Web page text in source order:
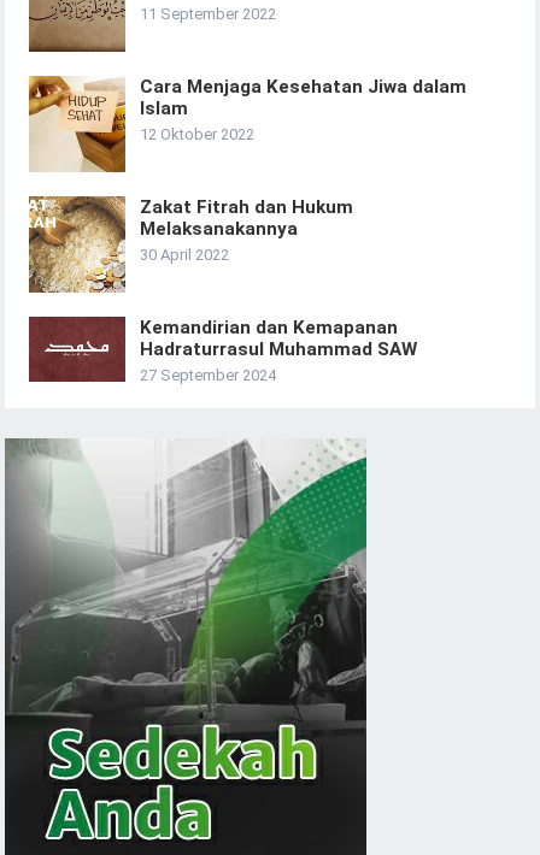
11 September 2022
Cara Menjaga Kesehatan Jiwa dalam
Islam
12 Oktober 2022
Zakat Fitrah dan Hukum
Melaksanakannya
30 April 2022
Kemandirian dan Kemapanan
Hadraturrasul Muhammad SAW
27 September 2024